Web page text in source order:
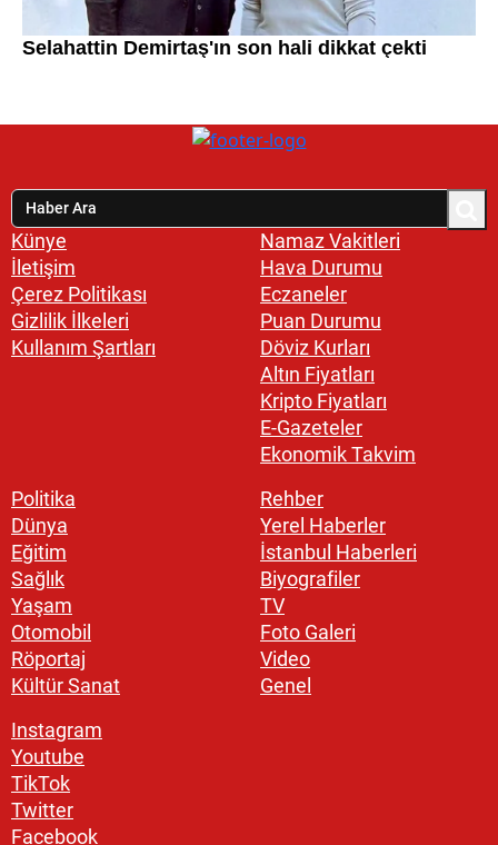
Künye
İletişim
Çerez Politikası
Gizlilik İlkeleri
Kullanım Şartları
Namaz Vakitleri
Hava Durumu
Eczaneler
Puan Durumu
Döviz Kurları
Altın Fiyatları
Kripto Fiyatları
E-Gazeteler
Ekonomik Takvim
Politika
Dünya
Eğitim
Sağlık
Yaşam
Otomobil
Röportaj
Kültür Sanat
Rehber
Yerel Haberler
İstanbul Haberleri
Biyografiler
TV
Foto Galeri
Video
Genel
Instagram
Youtube
TikTok
Twitter
Facebook